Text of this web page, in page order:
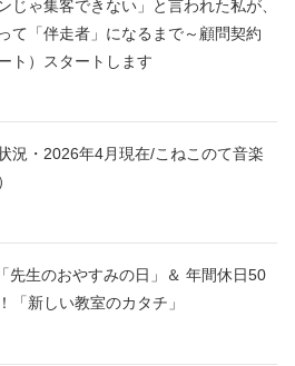
じゃ集客できない」と言われた私が、
て「伴走者」になるまで～顧問契約
ト）スタートします
況・2026年4月現在/こねこのて音楽
先生のおやすみの日」＆ 年間休日50
「新しい教室のカタチ」